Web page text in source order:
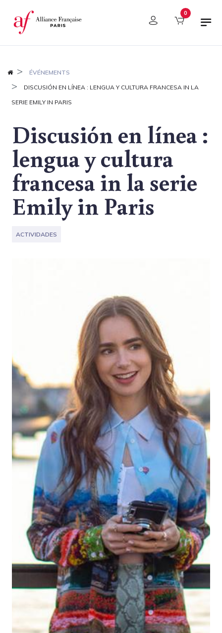
Panel de gestión de cookies 0
ÉVÉNEMENTS
DISCUSIÓN EN LÍNEA : LENGUA Y CULTURA FRANCESA IN LA
SERIE EMILY IN PARIS
Discusión en línea :
lengua y cultura
francesa in la serie
Emily in Paris
ACTIVIDADES